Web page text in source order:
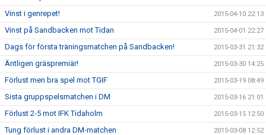
Vinst i genrepet! 2015-04-10 22:13
Vinst på Sandbacken mot Tidan 2015-04-01 22:27
Dags för första träningsmatchen på Sandbacken! 2015-03-31 21:32
Äntligen gräspremiär! 2015-03-30 14:25
Förlust men bra spel mot TGIF 2015-03-19 08:49
Sista gruppspelsmatchen i DM 2015-03-16 21:01
Förlust 2-5 mot IFK Tidaholm 2015-03-15 12:50
Tung förlust i andra DM-matchen 2015-03-08 12:52